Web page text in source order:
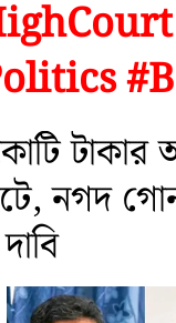
মাছ চাষ পোল্ট্রি চাষ
উত্তর ২৪ পরগনা
টাকার
নগদ